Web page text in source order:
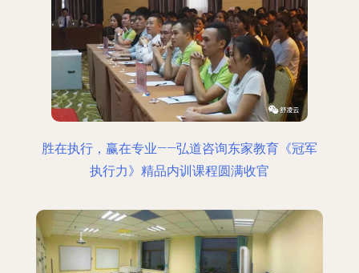
胜在执行，赢在专业——弘道咨询东家教育《冠军
执行力》精品内训课程圆满收官